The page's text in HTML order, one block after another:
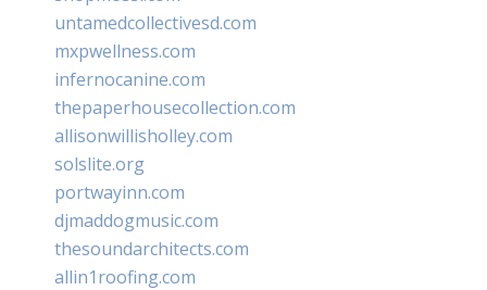
untamedcollectivesd.com
mxpwellness.com
infernocanine.com
thepaperhousecollection.com
allisonwillisholley.com
solslite.org
portwayinn.com
djmaddogmusic.com
thesoundarchitects.com
allin1roofing.com